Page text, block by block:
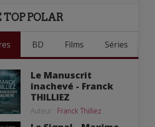
TOP POLAR
BD Films Séries
Le Manuscrit
inachevé - Franck
THILLIEZ
Auteur : Franck Thilliez